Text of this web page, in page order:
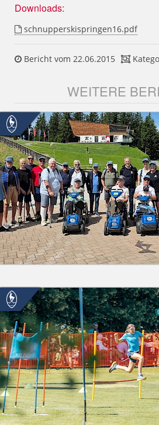
Downloads:
schnupperskispringen16.pdf
Bericht vom 22.06.2015
WEITERE